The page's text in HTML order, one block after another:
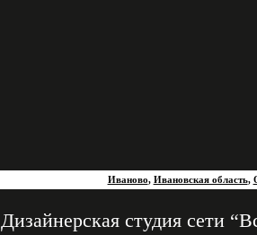
Иваново, Ивановская область,
Дизайнерская студия сети